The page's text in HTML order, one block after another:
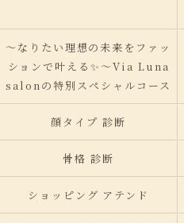
〜なりたい理想の未来をファッ
ションで叶える✨〜Via Luna
salonの特別スペシャルコース
顔タイプ 診断
骨格 診断
ショッピング アテンド